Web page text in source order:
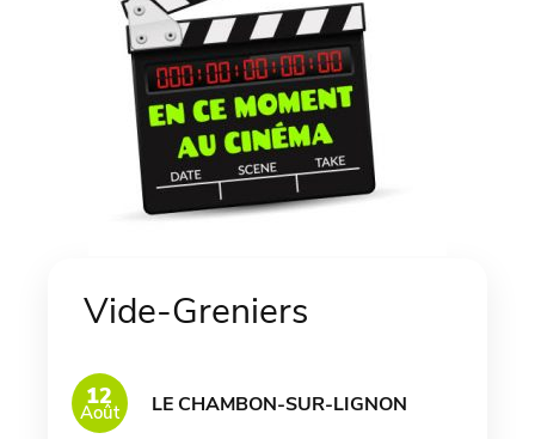
Vide-Greniers
12
Août LE CHAMBON-SUR-LIGNON